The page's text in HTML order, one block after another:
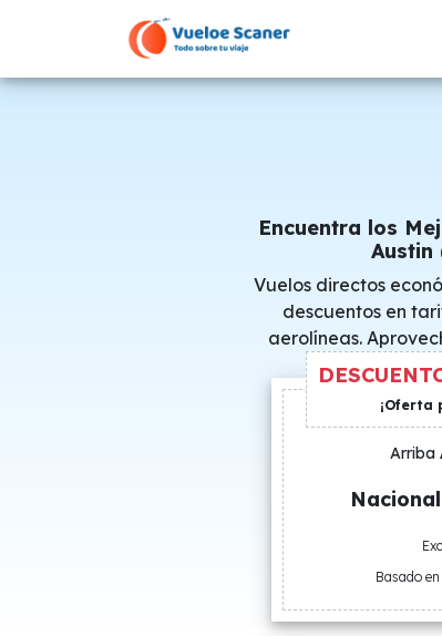
Encuentra los
Austin
Vuelos directos
descuentos en
aerolíneas.
¡Oferta
Arriba
Basado